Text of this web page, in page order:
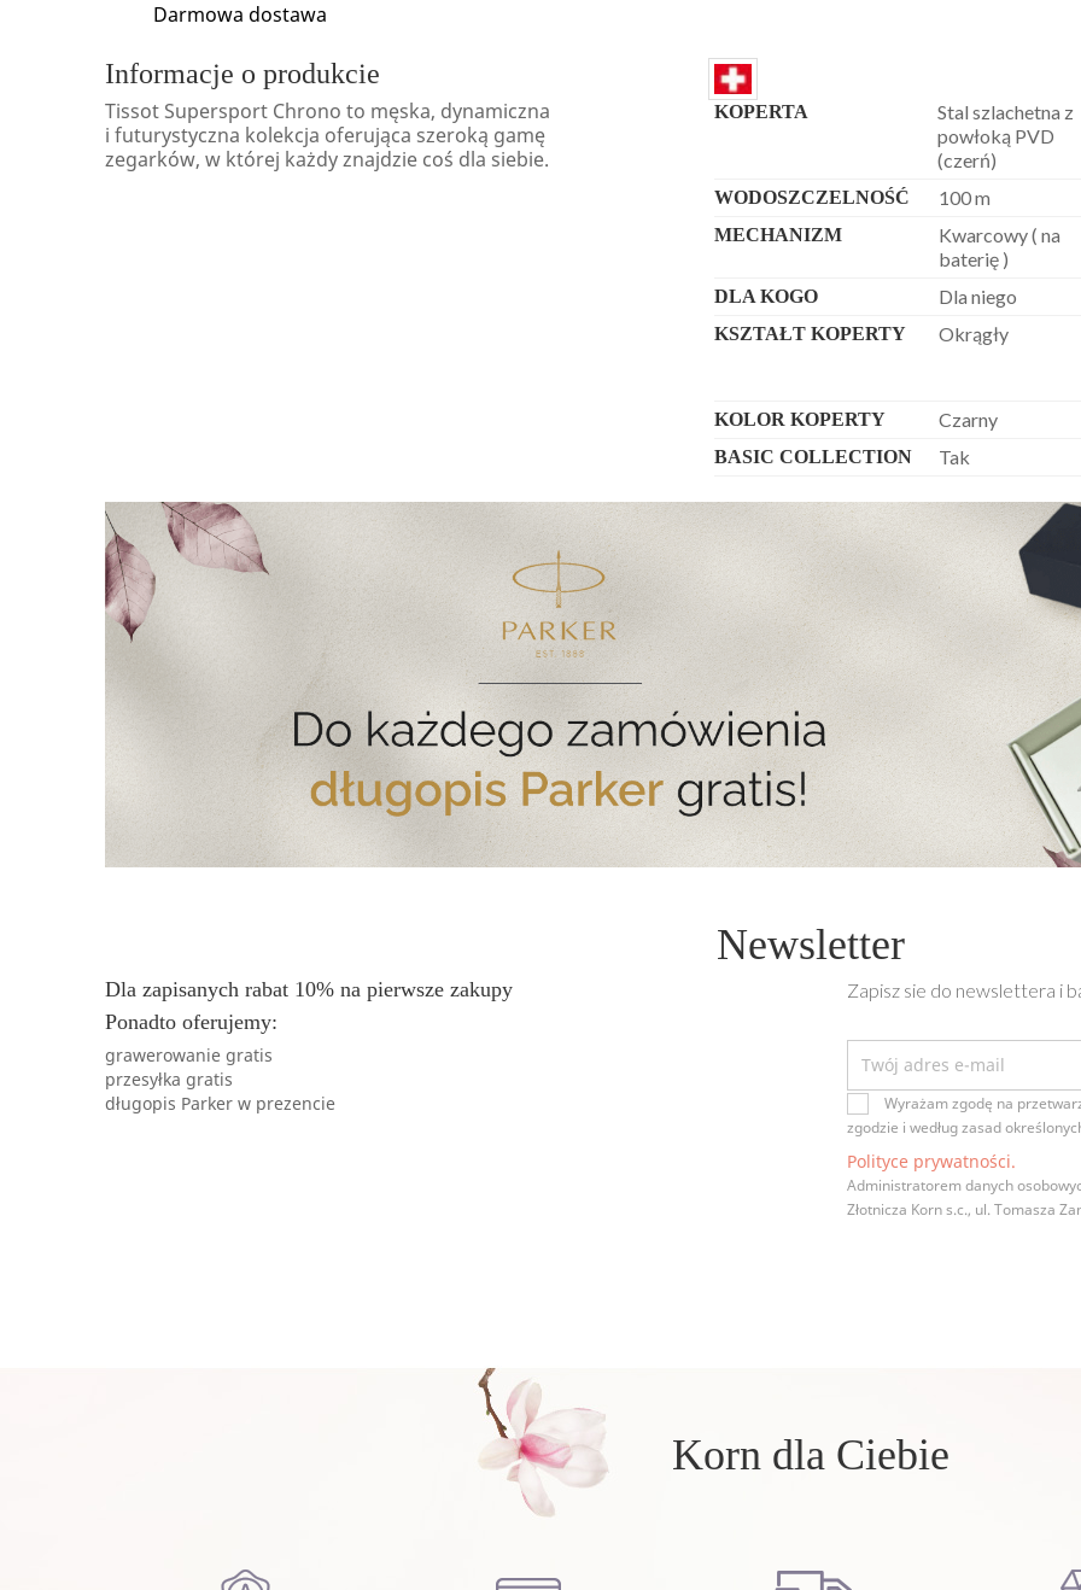
Darmowa dostawa
Informacje o produkcie
Tissot Supersport Chrono to męska, dynamiczna
i futurystyczna kolekcja oferująca szeroką gamę
zegarków, w której każdy znajdzie coś dla siebie.
KOPERTA
Stal szlachetna z
powłoką PVD
(czerń)
WODOSZCZELNOŚĆ 100 m
MECHANIZM
Kwarcowy ( na
baterię )
DLA KOGO Dla niego
KSZTAŁT KOPERTY Okrągły
KOLOR KOPERTY Czarny
BASIC COLLECTION Tak
Newsletter
Dla zapisanych rabat 10% na pierwsze zakupy
Ponadto oferujemy:
grawerowanie gratis
przesyłka gratis
długopis Parker w prezencie
Zapisz sie do newslettera i
Wyrażam zgodę na
zgodzie i według zasad
Polityce prywatności.
Administratorem danych
Złotnicza Korn s.c., ul. Tomasza
Korn dla Ciebie